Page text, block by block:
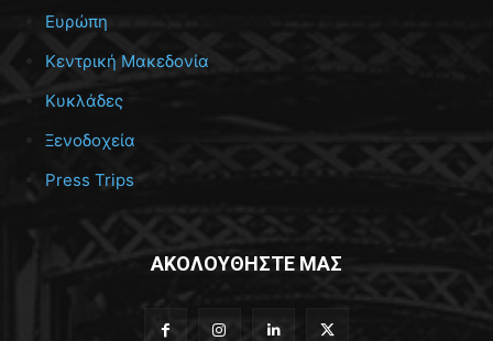
Ευρώπη
Κεντρική Μακεδονία
Κυκλάδες
Ξενοδοχεία
Press Trips
ΑΚΟΛΟΥΘΗΣΤΕ ΜΑΣ